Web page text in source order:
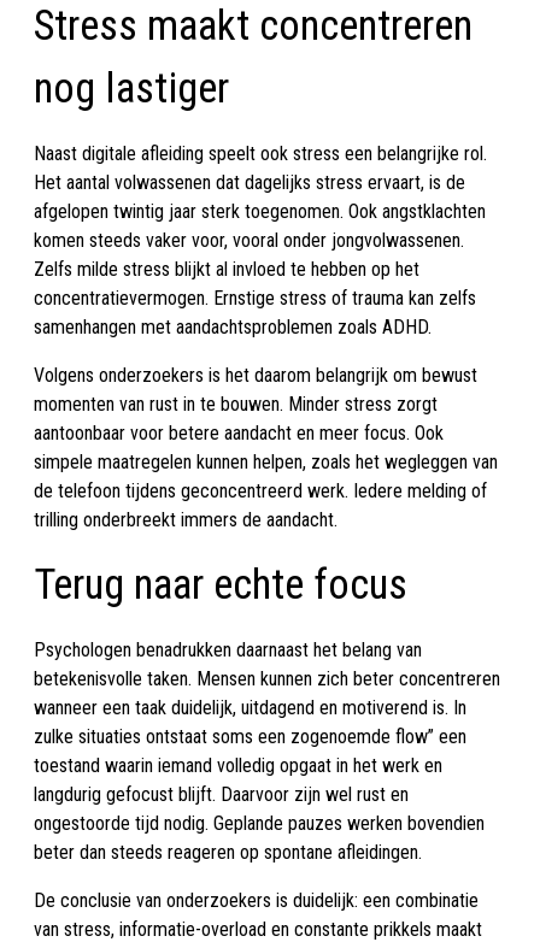
Stress maakt concentreren
nog lastiger
Naast digitale afleiding speelt ook stress een belangrijke rol.
Het aantal volwassenen dat dagelijks stress ervaart, is de
afgelopen twintig jaar sterk toegenomen. Ook angstklachten
komen steeds vaker voor, vooral onder jongvolwassenen.
Zelfs milde stress blijkt al invloed te hebben op het
concentratievermogen. Ernstige stress of trauma kan zelfs
samenhangen met aandachtsproblemen zoals ADHD.
Volgens onderzoekers is het daarom belangrijk om bewust
momenten van rust in te bouwen. Minder stress zorgt
aantoonbaar voor betere aandacht en meer focus. Ook
simpele maatregelen kunnen helpen, zoals het wegleggen van
de telefoon tijdens geconcentreerd werk. Iedere melding of
trilling onderbreekt immers de aandacht.
Terug naar echte focus
Psychologen benadrukken daarnaast het belang van
betekenisvolle taken. Mensen kunnen zich beter concentreren
wanneer een taak duidelijk, uitdagend en motiverend is. In
zulke situaties ontstaat soms een zogenoemde flow” een
toestand waarin iemand volledig opgaat in het werk en
langdurig gefocust blijft. Daarvoor zijn wel rust en
ongestoorde tijd nodig. Geplande pauzes werken bovendien
beter dan steeds reageren op spontane afleidingen.
De conclusie van onderzoekers is duidelijk: een combinatie
van stress, informatie-overload en constante prikkels maakt